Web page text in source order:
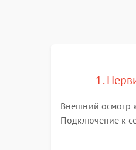
1.
Внешний осмотр
Подключение к
звуковых